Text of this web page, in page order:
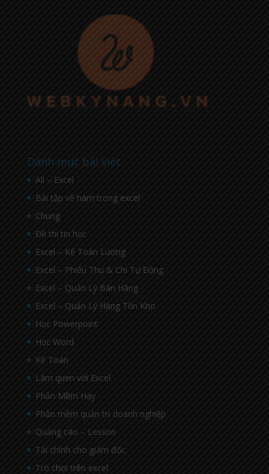
Danh mục bài viết
All – Excel
Bài tập về hàm trong excel
Chung
Đề thi tin học
Excel – Kế Toán Lương
Excel – Phiếu Thu & Chi Tự Động
Excel – Quản Lý Bán Hàng
Excel – Quản Lý Hàng Tồn Kho
Học Powerpoint
Học Word
Kế Toán
Làm quen với Excel
Phần Mềm Hay
Phần mềm quản trị doanh nghiệp
Quảng cáo – Lesson
Tài chính cho giám đốc
Trò chơi trên excel